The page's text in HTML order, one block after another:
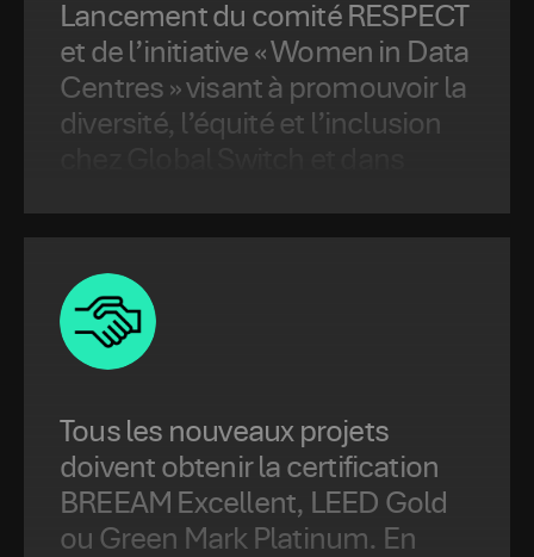
Lancement du comité RESPECT
et de l’initiative « Women in Data
Centres » visant à promouvoir la
diversité, l’équité et l’inclusion
Tous les nouveaux projets
doivent obtenir la certification
BREEAM Excellent, LEED Gold
ou Green Mark Platinum. En